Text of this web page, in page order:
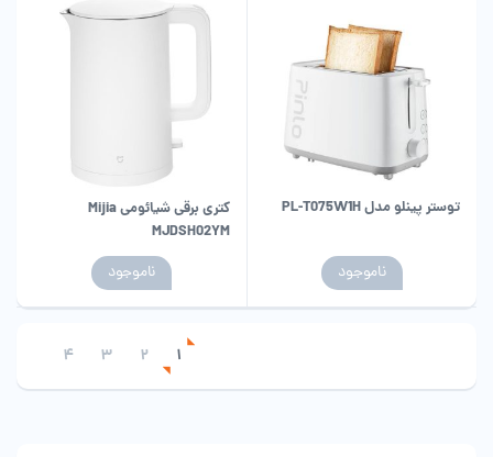
توستر پینلو مدل PL-T075W1H
ناموجود
کتری برقی شیائومی Mijia
MJDSH02YM
ناموجود
1
2
3
4